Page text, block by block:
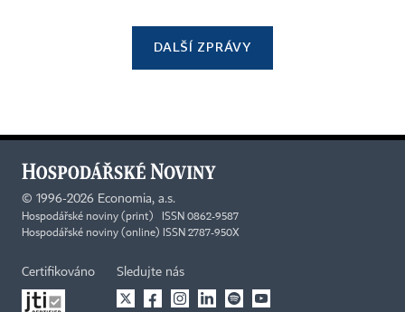
DALŠÍ ZPRÁVY
© 1996-2026 Economia, a.s.
Hospodářské noviny (print) ISSN 0862-9587
Hospodářské noviny (online) ISSN 2787-950X
Certifikováno Sledujte nás